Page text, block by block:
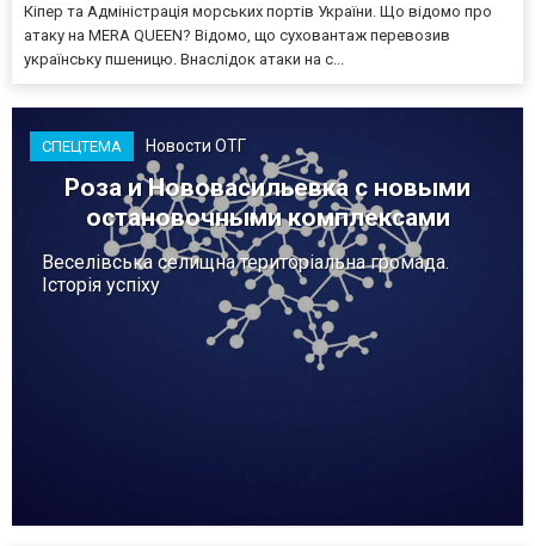
Кіпер та Адміністрація морських портів України. Що відомо про
атаку на MERA QUEEN? Відомо, що суховантаж перевозив
українську пшеницю. Внаслідок атаки на с...
СПЕЦТЕМА Новости ОТГ
Роза и Нововасильевка с новыми
остановочными комплексами
Веселівська селищна територіальна громада.
Історія успіху